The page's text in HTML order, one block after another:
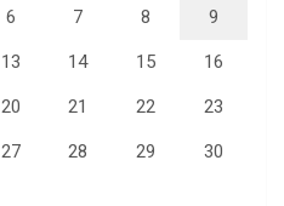
6 7 8 9
13 14 15 16
20 21 22 23
27 28 29 30